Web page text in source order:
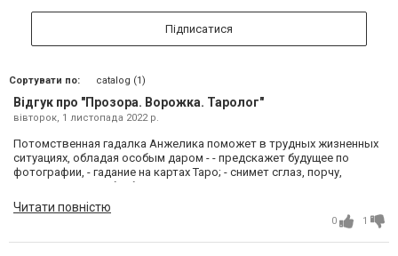
Підписатися
Сортувати по: catalog (1)
Відгук про "Прозора. Ворожка. Таролог"
вівторок, 1 листопада 2022 р.
Потомственная гадалка Анжелика поможет в трудных жизненных
ситуациях, обладая особым даром - - предскажет будущее по
фотографии, - гадание на картах Таро; - снимет сглаз, порчу,
невезение, венец безбрачия и другой негатив; - проведет приворот
на любимых, приворот по фото, семейный приворот, привязка,
отворот; - с помощью обряда вернет любимых; - помощь в
бизнесе, сильнейшие заговоры на удачу; - проведение древнейших
обрядов, которые защитят Вас от зависти, болезней; - поставит
Читати повністю
0 1